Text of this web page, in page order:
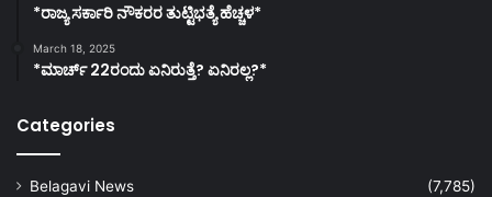
*ರಾಜ್ಯ ಸರ್ಕಾರಿ ನೌಕರರ ತುಟ್ಟಿಭತ್ಯೆ ಹೆಚ್ಚಳ*
March 18, 2025
*ಮಾರ್ಚ್ 22ರಂದು ಏನಿರುತ್ತೆ? ಏನಿರಲ್ಲ?*
Categories
Belagavi News
(7,785)